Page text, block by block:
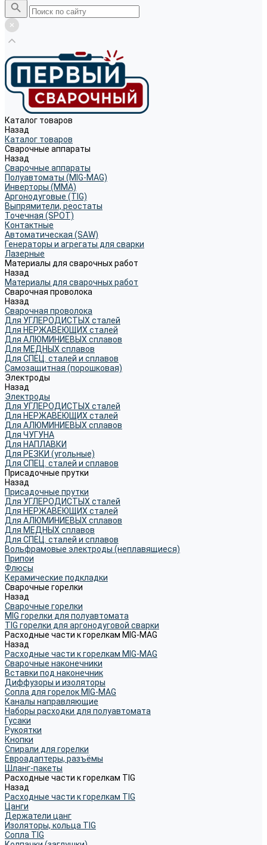
Каталог товаров
Назад
Каталог товаров
Сварочные аппараты
Назад
Сварочные аппараты
Полуавтоматы (MIG-MAG)
Инверторы (MMA)
Аргонодуговые (TIG)
Выпрямители, реостаты
Точечная (SPOT)
Контактные
Автоматическая (SAW)
Генераторы и агрегаты для сварки
Лазерные
Материалы для сварочных работ
Назад
Материалы для сварочных работ
Сварочная проволока
Назад
Сварочная проволока
Для УГЛЕРОДИСТЫХ сталей
Для НЕРЖАВЕЮЩИХ сталей
Для АЛЮМИНИЕВЫХ сплавов
Для МЕДНЫХ сплавов
Для СПЕЦ. сталей и сплавов
Самозащитная (порошковая)
Электроды
Назад
Электроды
Для УГЛЕРОДИСТЫХ сталей
Для НЕРЖАВЕЮЩИХ сталей
Для АЛЮМИНИЕВЫХ сплавов
Для ЧУГУНА
Для НАПЛАВКИ
Для РЕЗКИ (угольные)
Для СПЕЦ. сталей и сплавов
Присадочные прутки
Назад
Присадочные прутки
Для УГЛЕРОДИСТЫХ сталей
Для НЕРЖАВЕЮЩИХ сталей
Для АЛЮМИНИЕВЫХ сплавов
Для МЕДНЫХ сплавов
Для СПЕЦ. сталей и сплавов
Вольфрамовые электроды (неплавящиеся)
Припои
Флюсы
Керамические подкладки
Сварочные горелки
Назад
Сварочные горелки
MIG горелки для полуавтомата
TIG горелки для аргонодуговой сварки
Расходные части к горелкам MIG-MAG
Назад
Расходные части к горелкам MIG-MAG
Сварочные наконечники
Вставки под наконечник
Диффузоры и изоляторы
Сопла для горелок MIG-MAG
Каналы направляющие
Наборы расходки для полуавтомата
Гусаки
Рукоятки
Кнопки
Спирали для горелки
Евроадаптеры, разъёмы
Шланг-пакеты
Расходные части к горелкам TIG
Назад
Расходные части к горелкам TIG
Цанги
Держатели цанг
Изоляторы, кольца TIG
Сопла TIG